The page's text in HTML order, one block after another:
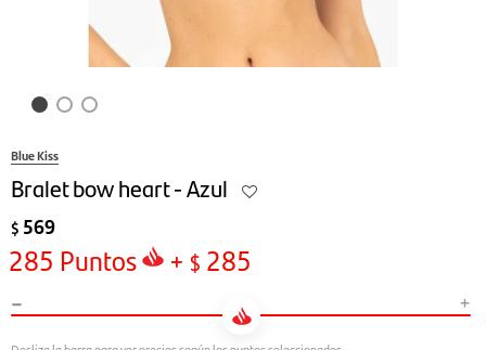
Blue Kiss
Bralet bow heart - Azul
$ 569
285 Puntos + $ 285
- +